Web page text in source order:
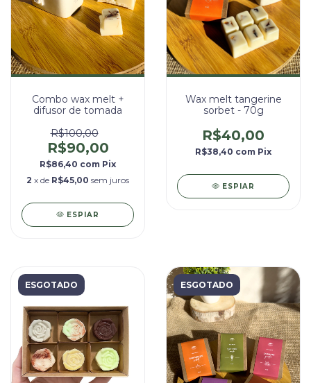
Combo wax melt +
difusor de tomada
R$100,00
R$90,00
R$86,40 com Pix
2 x de R$45,00 sem juros
ESPIAR
Wax melt tangerine
sorbet - 70g
R$40,00
R$38,40 com Pix
ESPIAR
ESGOTADO ESGOTADO